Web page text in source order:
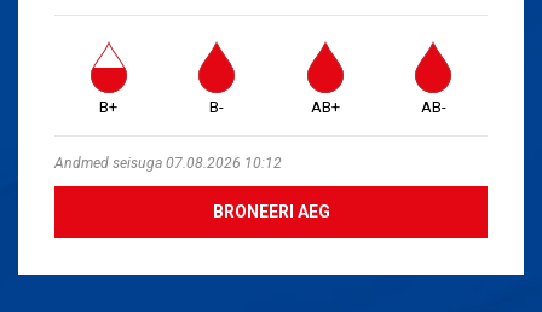
B+ B- AB+ AB-
Andmed seisuga 07.08.2026 10:12
BRONEERI AEG